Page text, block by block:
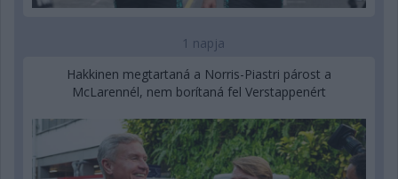
1 napja
Hakkinen megtartaná a Norris-Piastri párost a
McLarennél, nem borítaná fel Verstappenért